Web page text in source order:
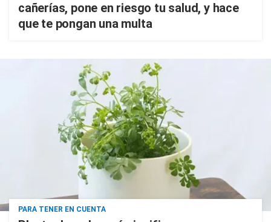
cañerías, pone en riesgo tu salud, y hace
que te pongan una multa
PARA TENER EN CUENTA